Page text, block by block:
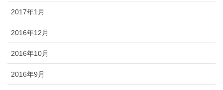
2017年1月
2016年12月
2016年10月
2016年9月